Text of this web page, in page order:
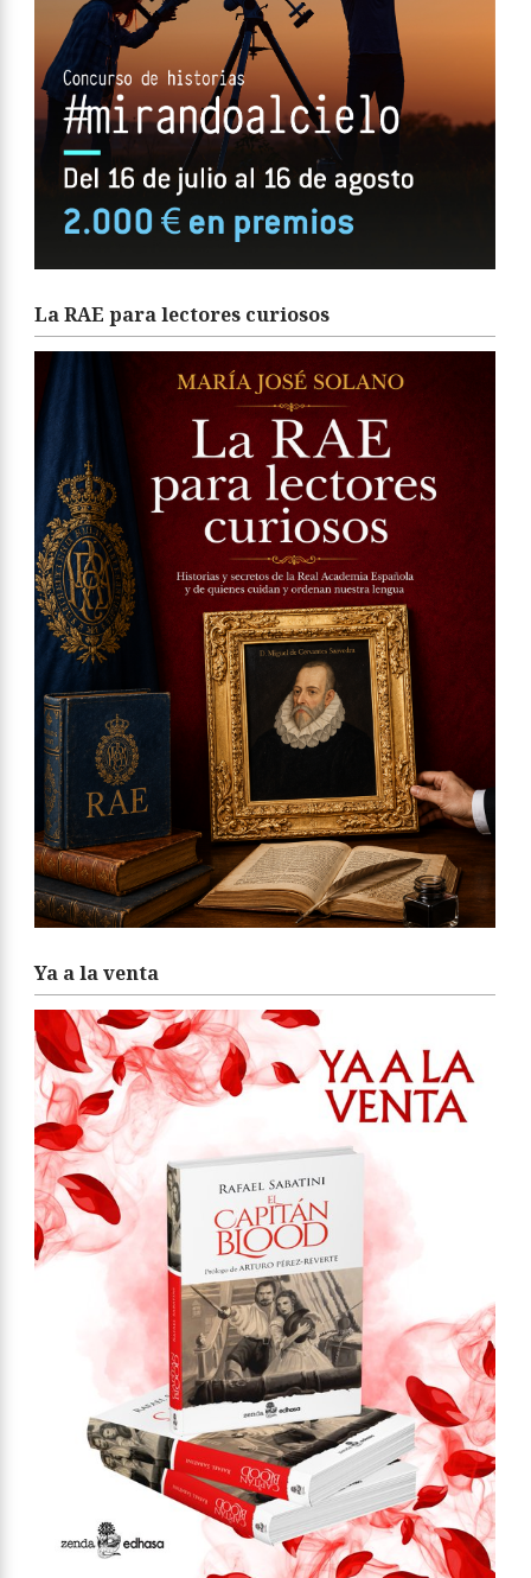
La RAE para lectores curiosos
Ya a la venta